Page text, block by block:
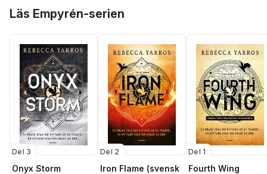
Läs Empyrén-serien
Del 3
Onyx Storm
Del 2
Iron Flame (svensk
Del 1
Fourth Wing